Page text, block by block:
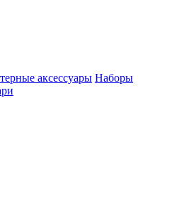
аксессуары Наборы